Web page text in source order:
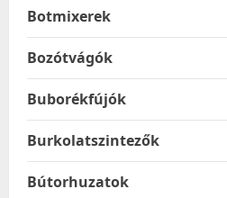
Botmixerek
Bozótvágók
Buborékfújók
Burkolatszintezők
Bútorhuzatok